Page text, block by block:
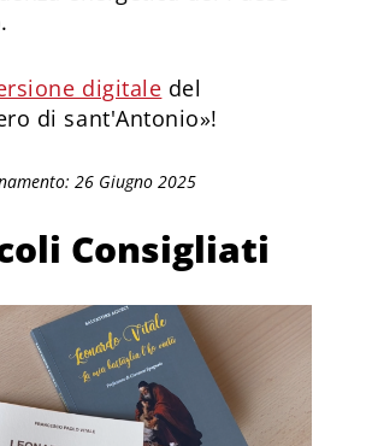
digitale del
di sant'Antonio»!
26 Giugno 2025
Consigliati